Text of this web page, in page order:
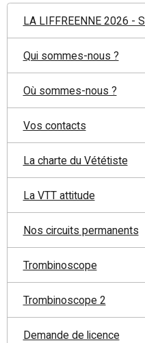
LA LIFFREENNE 2026 -
Qui sommes-nous ?
Où sommes-nous ?
Vos contacts
La charte du Vététiste
La VTT attitude
Nos circuits permanents
Trombinoscope
Trombinoscope 2
Demande de licence